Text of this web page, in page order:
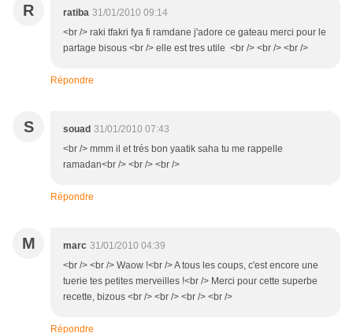
R ratiba 31/01/2010 09:14
<br /> raki tfakri fya fi ramdane j'adore ce gateau merci pour le
partage bisous <br /> elle est tres utile <br /> <br /> <br />
Répondre
S souad 31/01/2010 07:43
<br /> mmm il et trés bon yaatik saha tu me rappelle
ramadan<br /> <br /> <br />
Répondre
M marc 31/01/2010 04:39
<br /> <br /> Waow !<br /> A tous les coups, c'est encore une
tuerie tes petites merveilles !<br /> Merci pour cette superbe
recette, bizous <br /> <br /> <br /> <br />
Répondre